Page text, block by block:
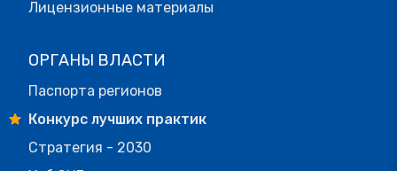
Лицензионные материалы
ОРГАНЫ ВЛАСТИ
Паспорта регионов
Конкурс лучших практик
Стратегия - 2030